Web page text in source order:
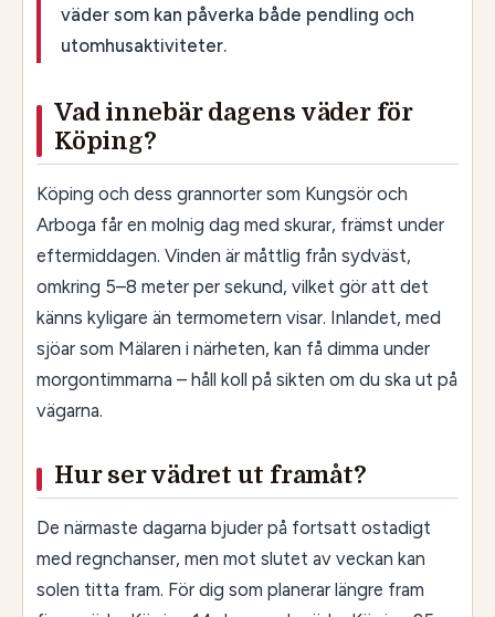
väder som kan påverka både pendling och
utomhusaktiviteter.
Vad innebär dagens väder för
Köping?
Köping och dess grannorter som Kungsör och
Arboga får en molnig dag med skurar, främst under
eftermiddagen. Vinden är måttlig från sydväst,
omkring 5–8 meter per sekund, vilket gör att det
känns kyligare än termometern visar. Inlandet, med
sjöar som Mälaren i närheten, kan få dimma under
morgontimmarna – håll koll på sikten om du ska ut på
vägarna.
Hur ser vädret ut framåt?
De närmaste dagarna bjuder på fortsatt ostadigt
med regnchanser, men mot slutet av veckan kan
solen titta fram. För dig som planerar längre fram